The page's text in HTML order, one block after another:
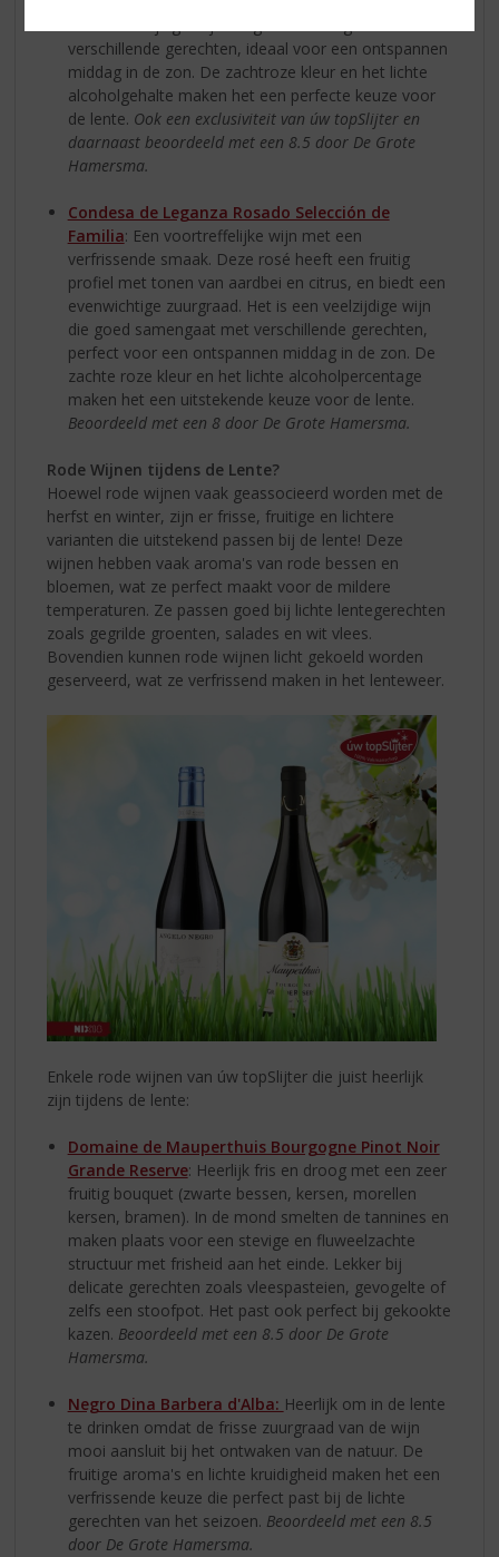
verschillende gerechten, ideaal voor een ontspannen
middag in de zon. De zachtroze kleur en het lichte
alcoholgehalte maken het een perfecte keuze voor
de lente. Ook een exclusiviteit van úw topSlijter en
daarnaast beoordeeld met een 8.5 door De Grote
Hamersma.
Condesa de Leganza Rosado Selección de
Familia: Een voortreffelijke wijn met een
verfrissende smaak. Deze rosé heeft een fruitig
profiel met tonen van aardbei en citrus, en biedt een
evenwichtige zuurgraad. Het is een veelzijdige wijn
die goed samengaat met verschillende gerechten,
perfect voor een ontspannen middag in de zon. De
zachte roze kleur en het lichte alcoholpercentage
maken het een uitstekende keuze voor de lente.
Beoordeeld met een 8 door De Grote Hamersma.
Rode Wijnen tijdens de Lente?
Hoewel rode wijnen vaak geassocieerd worden met de
herfst en winter, zijn er frisse, fruitige en lichtere
varianten die uitstekend passen bij de lente! Deze
wijnen hebben vaak aroma's van rode bessen en
bloemen, wat ze perfect maakt voor de mildere
temperaturen. Ze passen goed bij lichte lentegerechten
zoals gegrilde groenten, salades en wit vlees.
Bovendien kunnen rode wijnen licht gekoeld worden
geserveerd, wat ze verfrissend maken in het lenteweer.
Enkele rode wijnen van úw topSlijter die juist heerlijk
zijn tijdens de lente:
Domaine de Mauperthuis Bourgogne Pinot Noir
Grande Reserve: Heerlijk fris en droog met een zeer
fruitig bouquet (zwarte bessen, kersen, morellen
kersen, bramen). In de mond smelten de tannines en
maken plaats voor een stevige en fluweelzachte
structuur met frisheid aan het einde. Lekker bij
delicate gerechten zoals vleespasteien, gevogelte of
zelfs een stoofpot. Het past ook perfect bij gekookte
kazen. Beoordeeld met een 8.5 door De Grote
Hamersma.
Negro Dina Barbera d'Alba: Heerlijk om in de lente
te drinken omdat de frisse zuurgraad van de wijn
mooi aansluit bij het ontwaken van de natuur. De
fruitige aroma's en lichte kruidigheid maken het een
verfrissende keuze die perfect past bij de lichte
gerechten van het seizoen. Beoordeeld met een 8.5
door De Grote Hamersma.